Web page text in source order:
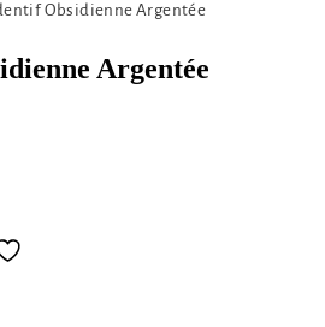
Obsidienne Argentée
Argentée